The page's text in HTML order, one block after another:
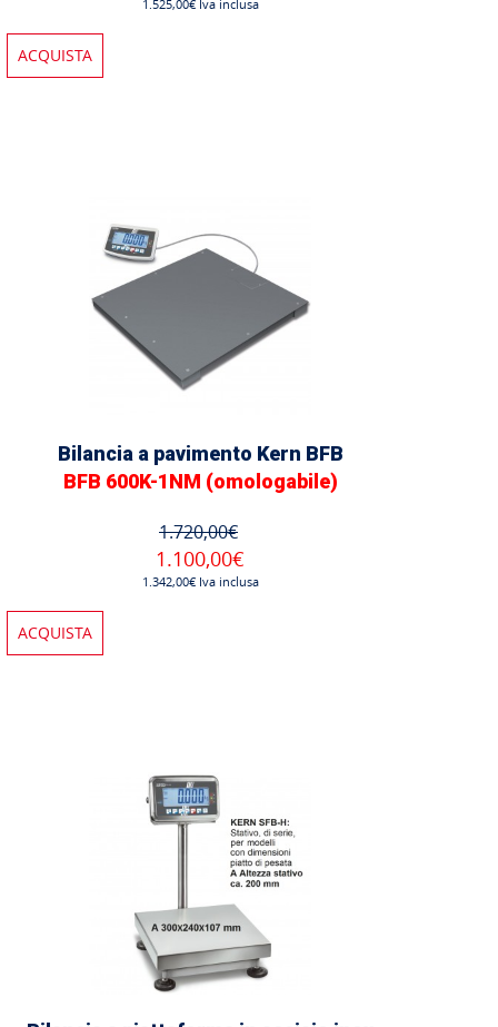
1.525,00€ Iva inclusa
ACQUISTA
Bilancia a pavimento Kern BFB
BFB 600K-1NM (omologabile)
1.720,00€
1.100,00€
1.342,00€ Iva inclusa
ACQUISTA